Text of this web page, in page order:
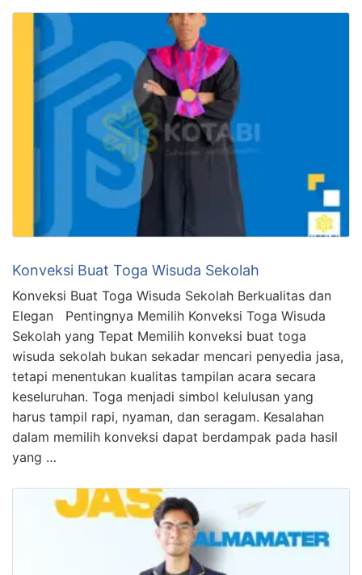
Konveksi Buat Toga Wisuda Sekolah
Konveksi Buat Toga Wisuda Sekolah Berkualitas dan
Elegan Pentingnya Memilih Konveksi Toga Wisuda
Sekolah yang Tepat Memilih konveksi buat toga
wisuda sekolah bukan sekadar mencari penyedia jasa,
tetapi menentukan kualitas tampilan acara secara
keseluruhan. Toga menjadi simbol kelulusan yang
harus tampil rapi, nyaman, dan seragam. Kesalahan
dalam memilih konveksi dapat berdampak pada hasil
yang …